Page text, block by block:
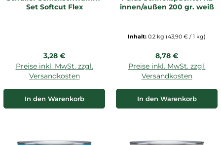
Set Softcut Flex
Regulärer Preis:
3,28 €
Preise inkl. MwSt. zzgl.
Versandkosten
In den Warenkorb
innen/außen 200 gr. weiß
Inhalt: 0.2 kg (43,90 € / 1 kg)
Regulärer Preis:
8,78 €
Preise inkl. MwSt. zzgl.
Versandkosten
In den Warenkorb